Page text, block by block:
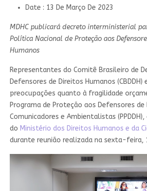
Date : 13 De Março De 2023
MDHC publicará decreto interministerial
Política Nacional de Proteção aos
Humanos
Representantes do Comitê Brasileiro de
Defensores de Direitos Humanos (CBDDH)
preocupações quanto à fragilidade
Programa de Proteção aos Defensores de
Comunicadores e Ambientalistas
do Ministério dos Direitos Humanos e da
durante reunião realizada na sexta-feira,